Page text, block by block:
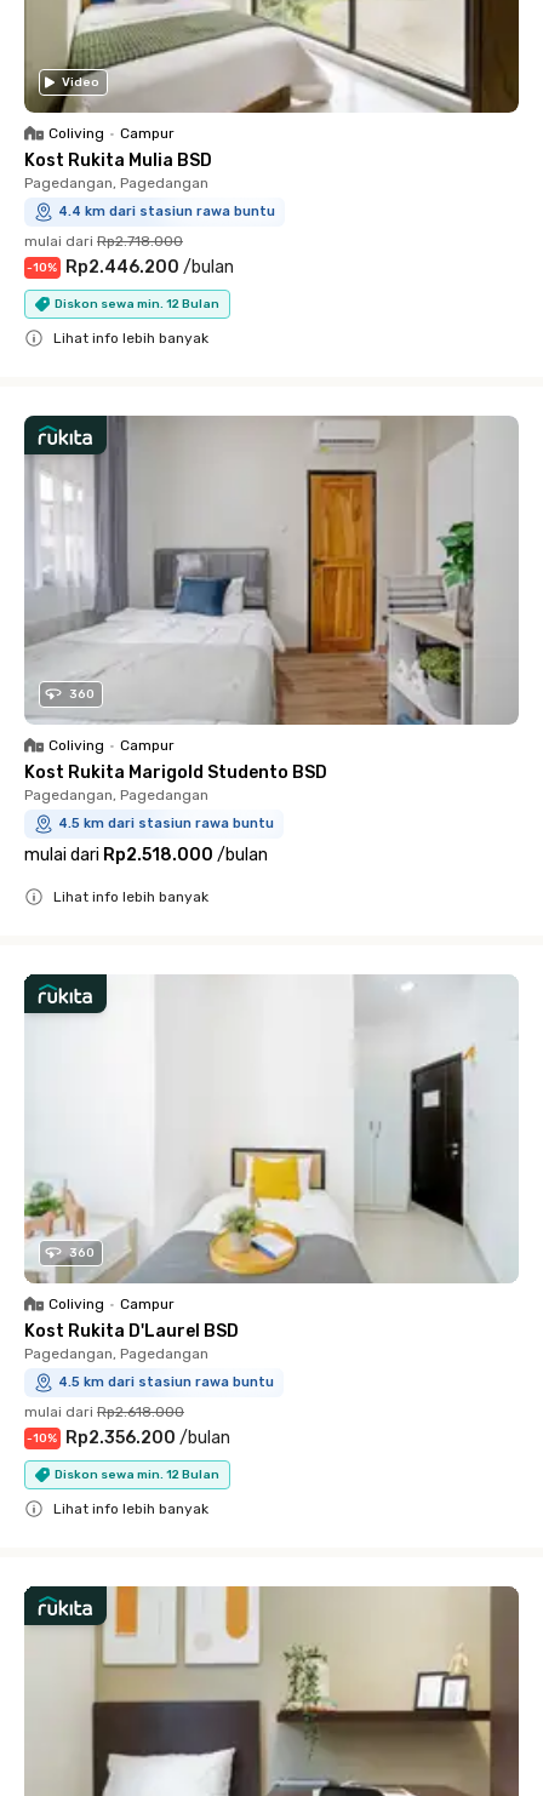
Video
Coliving • Campur
Kost Rukita Mulia BSD
Pagedangan, Pagedangan
4.4 km dari stasiun rawa buntu
mulai dari Rp2.718.000
-10% Rp2.446.200 /bulan
Diskon sewa min. 12 Bulan
Lihat info lebih banyak
360
Coliving • Campur
Kost Rukita Marigold Studento BSD
Pagedangan, Pagedangan
4.5 km dari stasiun rawa buntu
mulai dari Rp2.518.000 /bulan
Lihat info lebih banyak
360
Coliving • Campur
Kost Rukita D'Laurel BSD
Pagedangan, Pagedangan
4.5 km dari stasiun rawa buntu
mulai dari Rp2.618.000
-10% Rp2.356.200 /bulan
Diskon sewa min. 12 Bulan
Lihat info lebih banyak